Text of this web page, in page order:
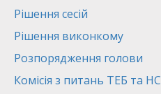
Рішення сесій
Рішення виконкому
Розпорядження голови
Комісія з питань ТЕБ та НС